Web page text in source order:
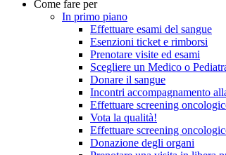
Come fare per
In primo piano
Effettuare esami del sangue
Esenzioni ticket e rimborsi
Prenotare visite ed esami
Scegliere un Medico o
Donare il sangue
Incontri accompagnamento
Effettuare screening
Vota la qualità!
Effettuare screening
Donazione degli organi